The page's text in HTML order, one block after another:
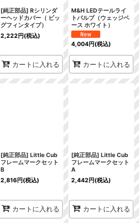
[純正部品] Rシリンダ
ーヘッドカバー（ ビッ
グフィンタイプ）
2,222円(税込)
カートに入れる
M&H LEDテールライ
トバルブ（ウェッジベ
ース ホワイト）
4,004円(税込)
カートに入れる
[純正部品] Little Cub
フレームマークセット
B
2,816円(税込)
カートに入れる
[純正部品] Little Cub
フレームマークセット
A
2,442円(税込)
カートに入れる